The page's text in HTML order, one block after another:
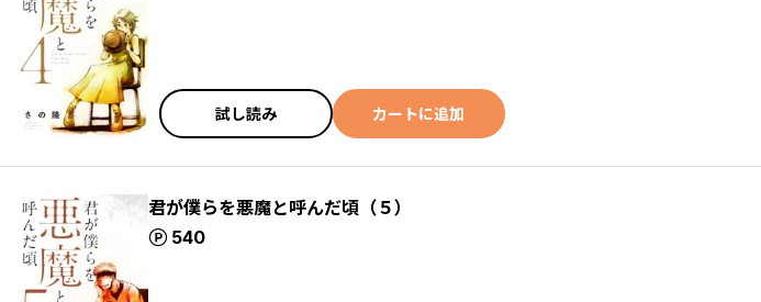
試し読み カートに追加
君が僕らを悪魔と呼んだ頃（５）
540
ポイント